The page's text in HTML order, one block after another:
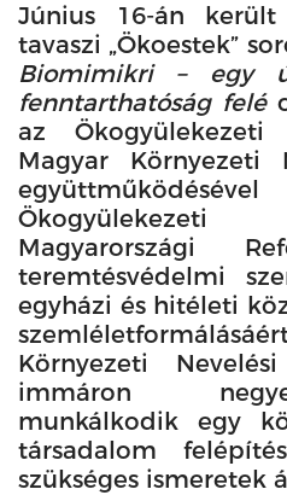
Június 16-án került
tavaszi „Ökoestek”
Biomimikri – egy
fenntarthatóság felé
az
Magyar Környezeti
Magyarországi
teremtésvédelmi
egyházi és hitéleti
Környezeti
immáron
munkálkodik egy
társadalom
szükséges ismeretek